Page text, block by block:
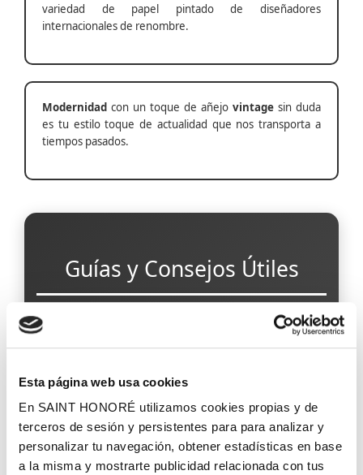
Esta página web usa cookies
En SAINT HONORÉ utilizamos cookies propias y de
terceros de sesión y persistentes para para analizar y
personalizar tu navegación, obtener estadísticas en base
a la misma y mostrarte publicidad relacionada con tus
variedad de papel pintado de diseñadores
internacionales de renombre.
Modernidad con un toque de añejo vintage sin duda
es tu estilo toque de actualidad que nos transporta a
tiempos pasados.
Guías y Consejos Útiles
Papel Pintado para Pasillos Estrechos
Papel Pintado Antihumedad